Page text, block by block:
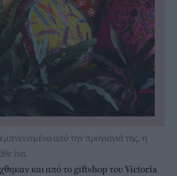
από την προγιαγιά της. η
ίνα.
και από το giftshop του Victoria